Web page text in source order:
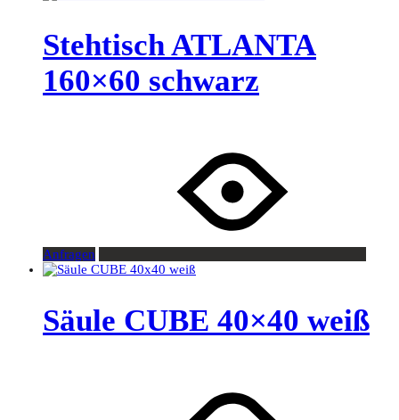
Stehtisch ATLANTA
160×60 schwarz
Anfragen
Säule CUBE 40×40 weiß